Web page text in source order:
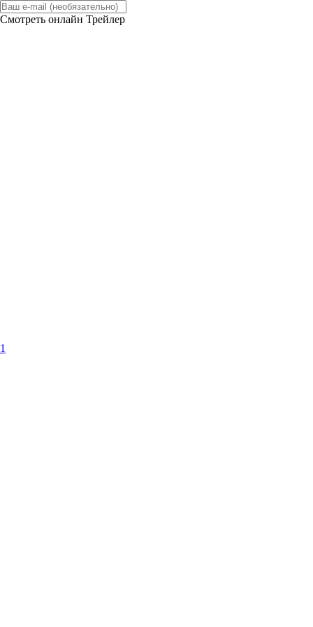
Смотреть онлайн Трейлер
1